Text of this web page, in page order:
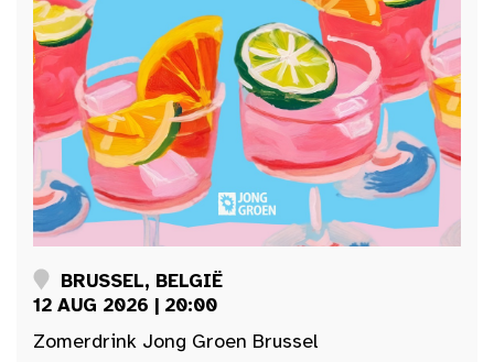
BRUSSEL, BELGIË
12 AUG 2026 | 20:00
Zomerdrink Jong Groen Brussel